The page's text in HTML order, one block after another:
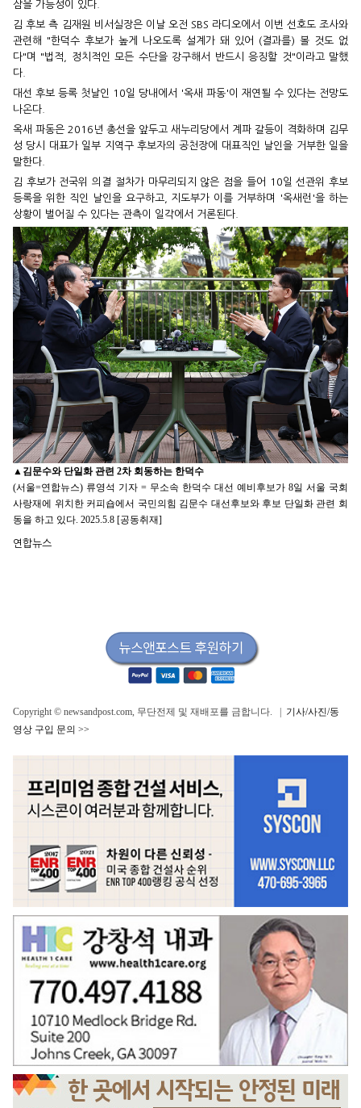
삼을 가능성이 있다.
김 후보 측 김재원 비서실장은 이날 오전 SBS 라디오에서 이번 선호도 조사와
관련해 "한덕수 후보가 높게 나오도록 설계가 돼 있어 (결과를) 볼 것도 없
다"며 "법적, 정치적인 모든 수단을 강구해서 반드시 응징할 것"이라고 말했
다.
대선 후보 등록 첫날인 10일 당내에서 '옥새 파동'이 재연될 수 있다는 전망도
나온다.
옥새 파동은 2016년 총선을 앞두고 새누리당에서 계파 갈등이 격화하며 김무
성 당시 대표가 일부 지역구 후보자의 공천장에 대표직인 날인을 거부한 일을
말한다.
김 후보가 전국위 의결 절차가 마무리되지 않은 점을 들어 10일 선관위 후보
등록을 위한 직인 날인을 요구하고, 지도부가 이를 거부하며 '옥새런'을 하는
상황이 벌어질 수 있다는 관측이 일각에서 거론된다.
▲ 김문수와 단일화 관련 2차 회동하는 한덕수
(서울=연합뉴스) 류영석 기자 = 무소속 한덕수 대선 예비후보가 8일 서울 국회
사랑재에 위치한 커피숍에서 국민의힘 김문수 대선후보와 후보 단일화 관련 회
동을 하고 있다. 2025.5.8 [공동취재]
연합뉴스
Copyright © newsandpost.com, 무단전제 및 재배포를 금합니다. | 기사/사진/동
영상 구입 문의 >>